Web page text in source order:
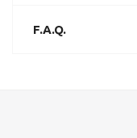
F.A.Q.